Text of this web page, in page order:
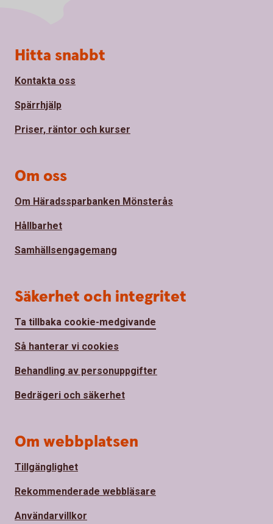
Sidfot
Hitta snabbt
Kontakta oss
Spärrhjälp
Priser, räntor och kurser
Om oss
Om Häradssparbanken Mönsterås
Hållbarhet
Samhällsengagemang
Säkerhet och integritet
Ta tillbaka cookie-medgivande
Så hanterar vi cookies
Behandling av personuppgifter
Bedrägeri och säkerhet
Om webbplatsen
Tillgänglighet
Rekommenderade webbläsare
Användarvillkor